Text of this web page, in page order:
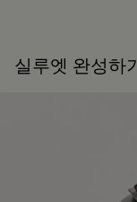
실루엣 완성하기